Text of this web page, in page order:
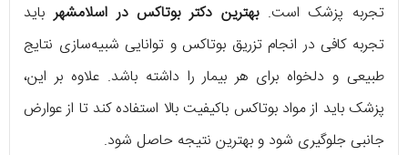
تجربه پزشک است.بهترین دکتر بوتاکس در اسلامشهرباید
تجربه کافی در انجام تزریق بوتاکس و توانایی شبیه‌سازی نتایج
طبیعی و دلخواه برای هر بیمار را داشته باشد. علاوه بر این،
پزشک باید از مواد بوتاکس باکیفیت بالا استفاده کند تا از عوارض
جانبی جلوگیری شود و بهترین نتیجه حاصل شود.